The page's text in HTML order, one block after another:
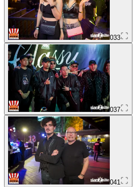
033
037
041